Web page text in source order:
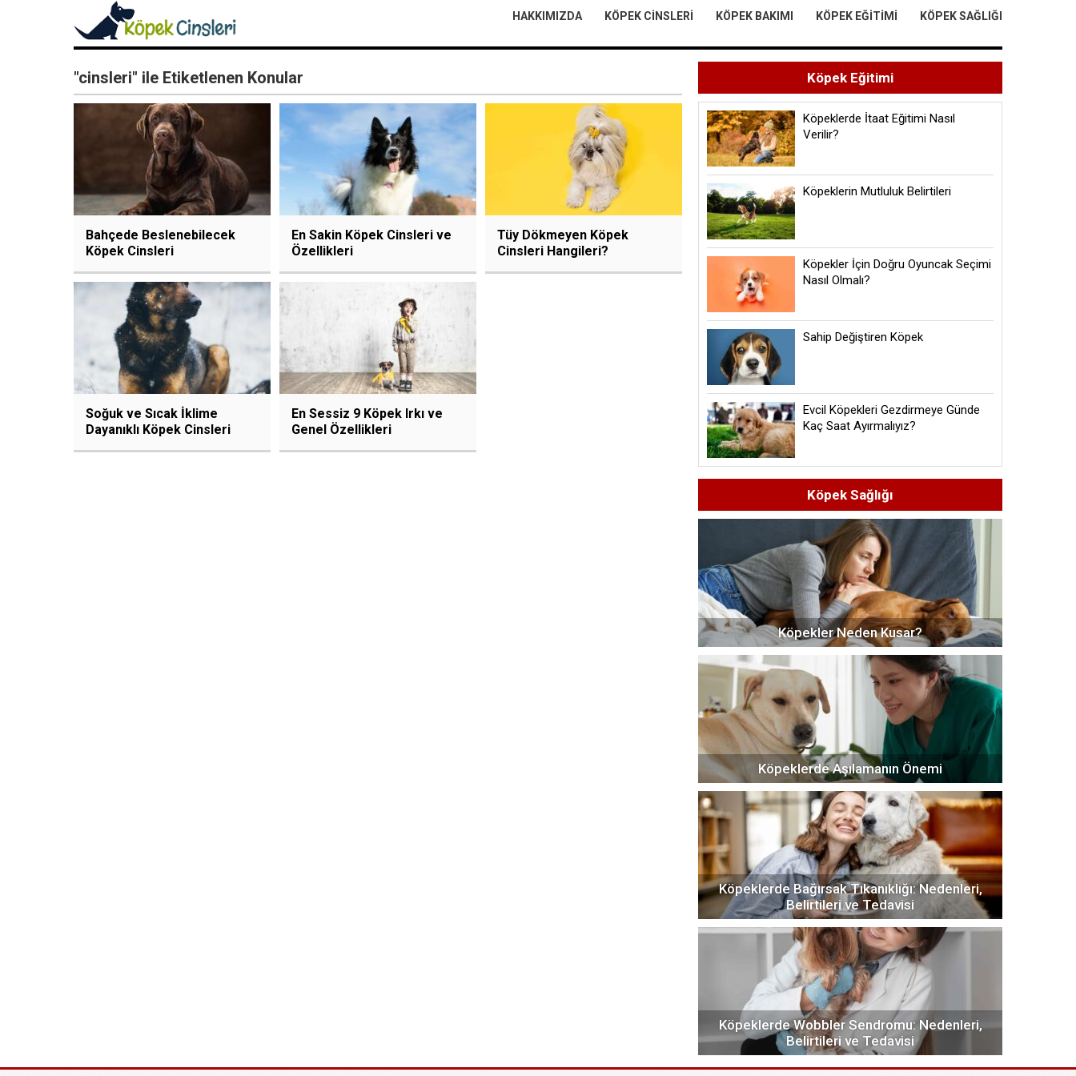
HAKKIMIZDA KÖPEK CINSLERI KÖPEK BAKIMI KÖPEK EĞITIMI KÖPEK SAĞLIĞI
"cinsleri" ile Etiketlenen Konular
Bahçede Beslenebilecek
Köpek Cinsleri
En Sakin Köpek Cinsleri ve
Özellikleri
Tüy Dökmeyen Köpek
Cinsleri Hangileri?
Soğuk ve Sıcak İklime
Dayanıklı Köpek Cinsleri
En Sessiz 9 Köpek Irkı ve
Genel Özellikleri
Köpek Eğitimi
Köpeklerde İtaat Eğitimi Nasıl
Verilir?
Köpeklerin Mutluluk Belirtileri
Köpekler İçin Doğru Oyuncak Seçimi
Nasıl Olmalı?
Sahip Değiştiren Köpek
Evcil Köpekleri Gezdirmeye Günde
Kaç Saat Ayırmalıyız?
Köpek Sağlığı
Köpekler Neden Kusar?
Köpeklerde Aşılamanın Önemi
Köpeklerde Bağırsak Tıkanıklığı: Nedenleri,
Belirtileri ve Tedavisi
Köpeklerde Wobbler Sendromu: Nedenleri,
Belirtileri ve Tedavisi